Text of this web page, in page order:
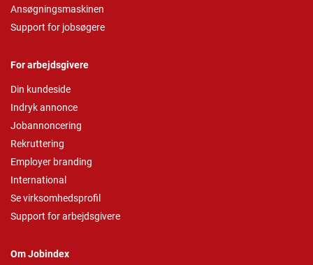
Ansøgningsmaskinen
Support for jobsøgere
For arbejdsgivere
Din kundeside
Indryk annonce
Jobannoncering
Rekruttering
Employer branding
International
Se virksomhedsprofil
Support for arbejdsgivere
Om Jobindex